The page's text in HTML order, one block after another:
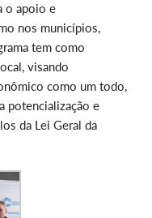
o apoio e
nos municípios,
tem como
visando
como um todo,
potencialização e
da Lei Geral da